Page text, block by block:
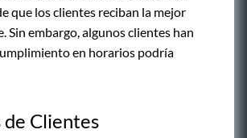
que los clientes reciban la mejor
Sin embargo, algunos clientes han
en horarios podría
Clientes